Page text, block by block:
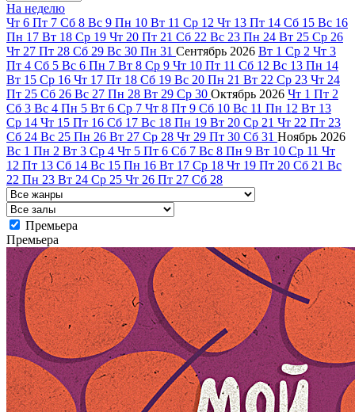
На неделю
Чт 6 Пт 7 Сб 8 Вс 9 Пн 10 Вт 11 Ср 12 Чт 13 Пт 14 Сб 15 Вс 16
Пн 17 Вт 18 Ср 19 Чт 20 Пт 21 Сб 22 Вс 23 Пн 24 Вт 25 Ср 26
Чт 27 Пт 28 Сб 29 Вс 30 Пн 31 Сентябрь 2026 Вт 1 Ср 2 Чт 3
Пт 4 Сб 5 Вс 6 Пн 7 Вт 8 Ср 9 Чт 10 Пт 11 Сб 12 Вс 13 Пн 14
Вт 15 Ср 16 Чт 17 Пт 18 Сб 19 Вс 20 Пн 21 Вт 22 Ср 23 Чт 24
Пт 25 Сб 26 Вс 27 Пн 28 Вт 29 Ср 30 Октябрь 2026 Чт 1 Пт 2
Сб 3 Вс 4 Пн 5 Вт 6 Ср 7 Чт 8 Пт 9 Сб 10 Вс 11 Пн 12 Вт 13
Ср 14 Чт 15 Пт 16 Сб 17 Вс 18 Пн 19 Вт 20 Ср 21 Чт 22 Пт 23
Сб 24 Вс 25 Пн 26 Вт 27 Ср 28 Чт 29 Пт 30 Сб 31 Ноябрь 2026
Вс 1 Пн 2 Вт 3 Ср 4 Чт 5 Пт 6 Сб 7 Вс 8 Пн 9 Вт 10 Ср 11 Чт
12 Пт 13 Сб 14 Вс 15 Пн 16 Вт 17 Ср 18 Чт 19 Пт 20 Сб 21 Вс
22 Пн 23 Вт 24 Ср 25 Чт 26 Пт 27 Сб 28
Премьера
Премьера